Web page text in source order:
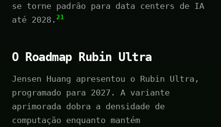
se torne padrão para data centers de IA
até 2028. 21
O Roadmap Rubin Ultra
Jensen Huang apresentou o Rubin Ultra,
programado para 2027. A variante
aprimorada dobra a densidade de
computação enquanto mantém